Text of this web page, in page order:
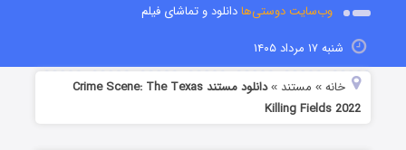
وب‌سایت دوستی‌هادانلود و تماشای فیلم
شنبه ۱۷ مرداد ۱۴۰۵
خانه » مستند »
دانلود مستند Crime Scene: The Texas
Killing Fields 2022